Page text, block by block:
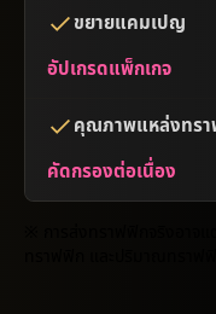
ขยายแคมเปญ
อัปเกรดแพ็กเกจ
คุณภาพแหล่งทร
คัดกรองต่อเนื่อง